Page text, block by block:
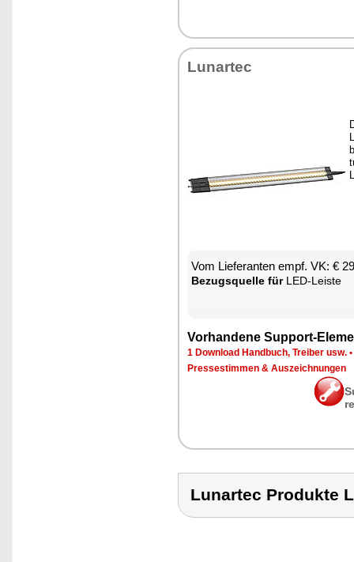
Lun­ar­tec
Vom Lie­fe­ran­ten empf. VK: €
Be­zugs­quel­le fürLED-Leis­te
Vor­han­de­ne Sup­port-
1 Down­load Hand­buch, Trei­ber usw. •
Pres­se­stim­men & Aus­zeich­nun­gen
Lunartec Produkte